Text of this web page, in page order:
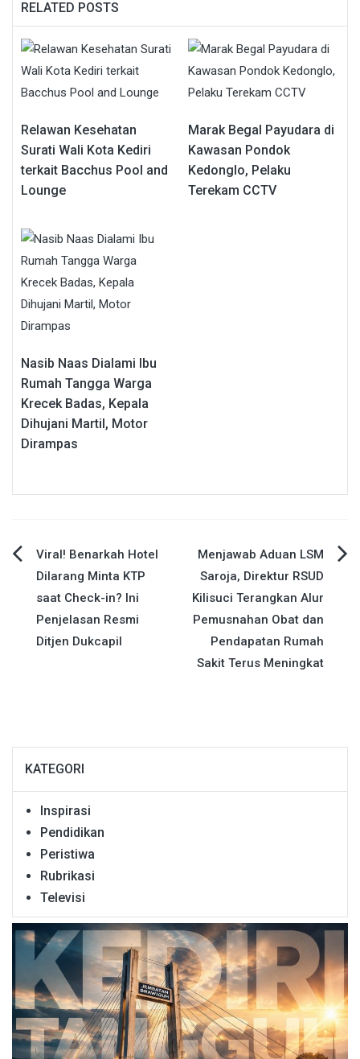
RELATED POSTS
Relawan Kesehatan
Surati Wali Kota Kediri
terkait Bacchus Pool and
Lounge
Marak Begal Payudara di
Kawasan Pondok
Kedonglo, Pelaku
Terekam CCTV
Nasib Naas Dialami Ibu
Rumah Tangga Warga
Krecek Badas, Kepala
Dihujani Martil, Motor
Dirampas
Navigasi
pos
Viral! Benarkah Hotel
Dilarang Minta KTP
saat Check-in? Ini
Penjelasan Resmi
Ditjen Dukcapil
Menjawab Aduan LSM
Saroja, Direktur RSUD
Kilisuci Terangkan Alur
Pemusnahan Obat dan
Pendapatan Rumah
Sakit Terus Meningkat
KATEGORI
Inspirasi
Pendidikan
Peristiwa
Rubrikasi
Televisi